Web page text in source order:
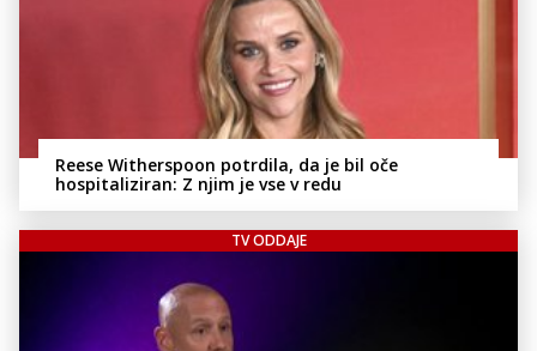
Reese Witherspoon potrdila, da je bil oče
hospitaliziran: Z njim je vse v redu
TV ODDAJE